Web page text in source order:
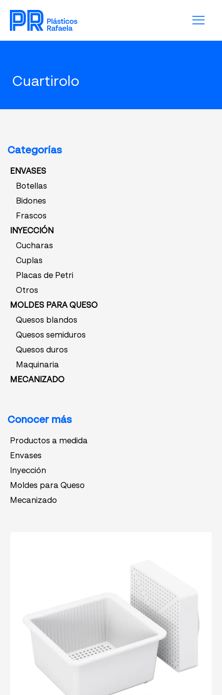
Cuartirolo
Categorías
ENVASES
Botellas
Bidones
Frascos
INYECCIÓN
Cucharas
Cuplas
Placas de Petri
Otros
MOLDES PARA QUESO
Quesos blandos
Quesos semiduros
Quesos duros
Maquinaria
MECANIZADO
Conocer más
Productos a medida
Envases
Inyección
Moldes para Queso
Mecanizado